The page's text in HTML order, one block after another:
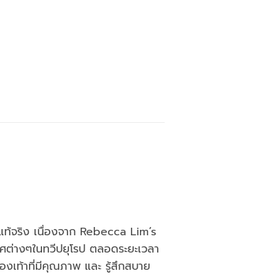
จริง เนื่องจาก Rebecca Lim’s
งๆในทวีปยุโรป ตลอดระยะเวลา
งเท้าที่มีคุณภาพ และ รู้สึกสบาย